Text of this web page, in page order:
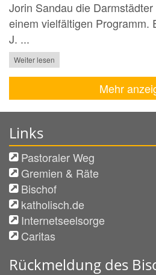
Jorin Sandau die
einem vielfältigen Programm.
J. ...
Weiter lesen
Mehr
Links
Pastoraler Weg
Gremien & Räte
Bischof
katholisch.de
Internetseelsorge
Caritas
Rückmeldung des